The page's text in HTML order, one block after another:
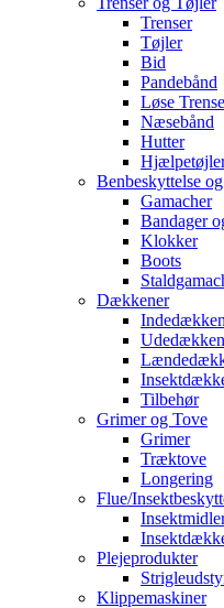
Trenser
Tøjler
Bid
Pandebånd
Løse
Næsebånd
Hutter
Benbeskyttelse
Gamacher
Bandager
Klokker
Boots
Dækkener
Tilbehør
Grimer og Tove
Grimer
Træktove
Longering
Flue/
Plejeprodukter
Klippemaskiner